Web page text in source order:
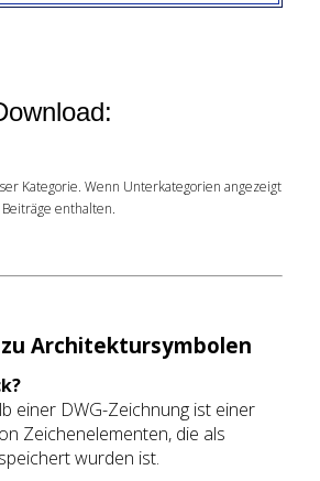
Kategorie. Wenn Unterkategorien angezeigt
enthalten.
Architektursymbolen
einer DWG-Zeichnung ist einer
Zeichenelementen, die als
wurden ist.